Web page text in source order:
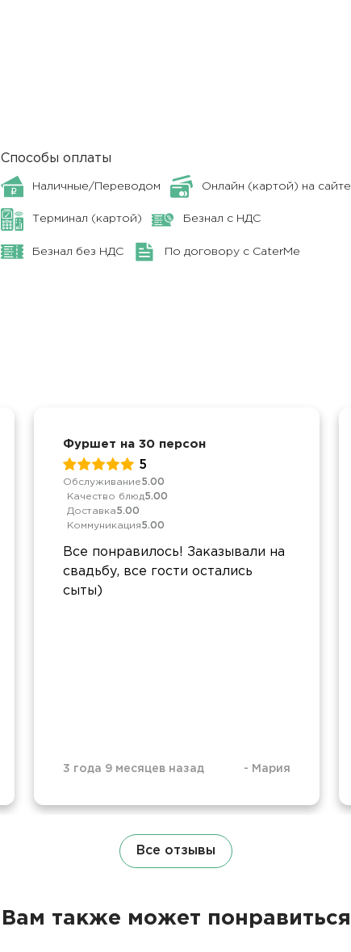
Способы оплаты
Наличные/Переводом Онлайн (картой) на сайте
Терминал (картой) Безнал с НДС
Безнал без НДС По договору с CaterMe
Фуршет на 30 персон
5
Обслуживание5.00
Качество блюд5.00
Доставка5.00
Коммуникация5.00
Все понравилось! Заказывали на
свадьбу, все гости остались
сыты)
3 года 9 месяцев назад - Мария
Все отзывы
Вам также может понравиться